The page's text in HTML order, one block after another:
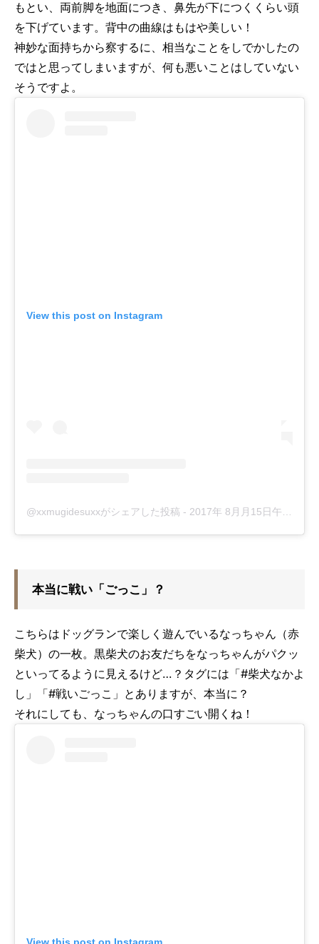
もとい、両前脚を地面につき、鼻先が下につくくらい頭
を下げています。背中の曲線はもはや美しい！
神妙な面持ちから察するに、相当なことをしでかしたの
ではと思ってしまいますが、何も悪いことはしていない
そうですよ。
View this post on Instagram
@xxmugidesuxxがシェアした投稿 - 2017年 8月月15日午後9時22分PDT
本当に戦い「ごっこ」？
こちらはドッグランで楽しく遊んでいるなっちゃん（赤
柴犬）の一枚。黒柴犬のお友だちをなっちゃんがパクッ
といってるように見えるけど…？タグには「#柴犬なかよ
し」「#戦いごっこ」とありますが、本当に？
それにしても、なっちゃんの口すごい開くね！